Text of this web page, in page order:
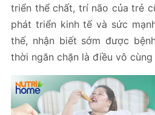
triển thể chất, trí não của trẻ
phát triển kinh tế và sức
thế, nhận biết sớm được
thời ngăn chặn là điều vô